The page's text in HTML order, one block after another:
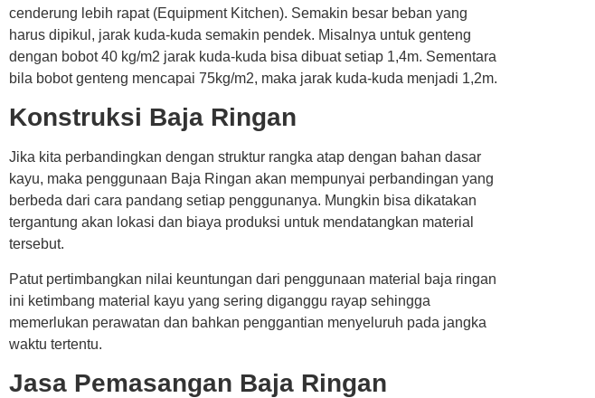
cenderung lebih rapat (Equipment Kitchen). Semakin besar beban yang
harus dipikul, jarak kuda-kuda semakin pendek. Misalnya untuk genteng
dengan bobot 40 kg/m2 jarak kuda-kuda bisa dibuat setiap 1,4m. Sementara
bila bobot genteng mencapai 75kg/m2, maka jarak kuda-kuda menjadi 1,2m.
Konstruksi Baja Ringan
Jika kita perbandingkan dengan struktur rangka atap dengan bahan dasar
kayu, maka penggunaan Baja Ringan akan mempunyai perbandingan yang
berbeda dari cara pandang setiap penggunanya. Mungkin bisa dikatakan
tergantung akan lokasi dan biaya produksi untuk mendatangkan material
tersebut.
Patut pertimbangkan nilai keuntungan dari penggunaan material baja ringan
ini ketimbang material kayu yang sering diganggu rayap sehingga
memerlukan perawatan dan bahkan penggantian menyeluruh pada jangka
waktu tertentu.
Jasa Pemasangan Baja Ringan